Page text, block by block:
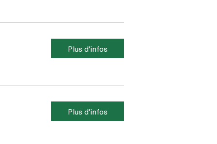
Plus d'infos
Plus d'infos